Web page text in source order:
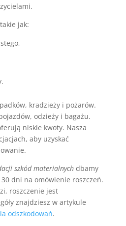
jak:
kradzieży i pożarów.
odzieży i bagażu.
niskie kwoty. Nasza
aby uzyskać
szkód materialnychdbamy
dni na omówienie roszczeń.
roszczenie jest
znajdziesz w artykule
odszkodowań.